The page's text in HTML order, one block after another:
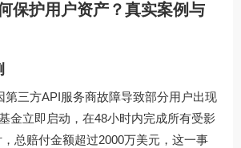
保护用户资产？真实案例与
第三方API服务商故障导致部分用户出现
金立即启动，在48小时内完成所有受影
总赔付金额超过2000万美元，这一事